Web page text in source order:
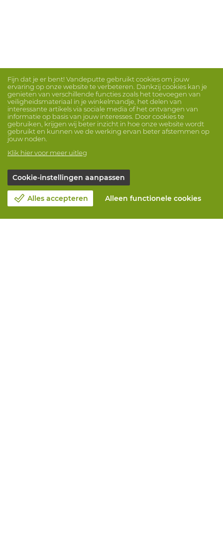
Fijn dat je er bent! Vandeputte gebruikt cookies om jouw
ervaring op onze website te verbeteren. Dankzij cookies kan je
genieten van verschillende functies zoals het toevoegen van
veiligheidsmateriaal in je winkelmandje, het delen van
interessante artikels via sociale media of het ontvangen van
informatie op basis van jouw interesses. Door cookies te
gebruiken, krijgen wij beter inzicht in hoe onze website wordt
gebruikt en kunnen we de werking ervan beter afstemmen op
jouw noden.
Klik hier voor meer uitleg
Cookie-instellingen aanpassen
Alles accepteren Alleen functionele cookies